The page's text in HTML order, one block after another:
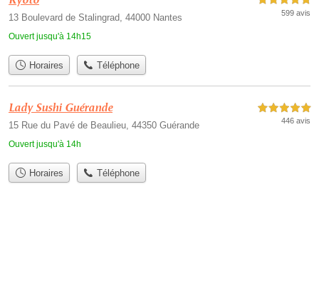
13 Boulevard de Stalingrad, 44000 Nantes
Ouvert jusqu'à 14h15
599 avis
Horaires Téléphone
Lady Sushi Guérande
15 Rue du Pavé de Beaulieu, 44350 Guérande
Ouvert jusqu'à 14h
5,0 étoiles sur 5
446 avis
Horaires Téléphone